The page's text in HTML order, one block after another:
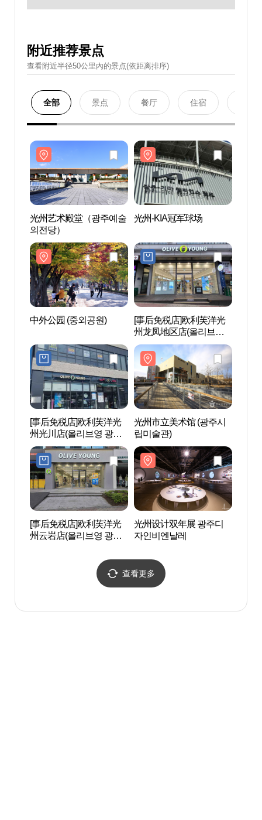
附近推荐景点
查看附近半径50公里內的景点(依距离排序)
全部 景点 餐厅 住宿
光州艺术殿堂（광주예술
의전당）
光州-KIA冠军球场
中外公园 (중외공원)
[事后免税店]欧利芙洋光
州龙凤地区店(올리브영
광주용봉지구점)
[事后免税店]欧利芙洋光
州光川店(올리브영 광주
광천점)
光州市立美术馆 (광주시
립미술관)
[事后免税店]欧利芙洋光
州云岩店(올리브영 광주
光州设计双年展 광주디
자인비엔날레
查看更多